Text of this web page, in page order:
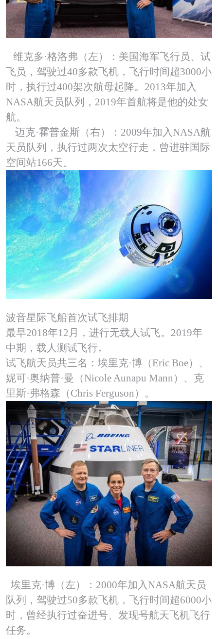
维克多·格洛弗（左）：美国海军飞行员、试
飞员，驾驶过40多款飞机，飞行时间超3000小
时，执行过400架次航母起降。2013年加入
NASA航天员队列，2019年首航将是他的处女
航。
迈克·霍普金斯（右）：2009年加入NASA航
天员队列，执行过两次太空行走，曾进驻国际
空间站166天。
波音星际飞船首次试飞排期
最早2018年12月，进行无载人试飞。2019年
中期，载人测试飞行。
试飞航天员共三名：埃里克·博（Eric Boe）、
妮可·奥纳普·曼（Nicole Aunapu Mann）、克
里斯·弗格森（Chris Ferguson）。
埃里克·博（左）：2000年加入NASA航天员
队列，驾驶过50多款飞机，飞行时间超6000小
时，曾经执行过奋进号、发现号航天飞机飞行
任务。